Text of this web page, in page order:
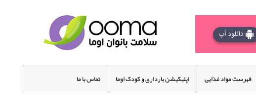
فهرست مواد غذایی اپلیکیشن بارداری و کودک اوما تماس با ما